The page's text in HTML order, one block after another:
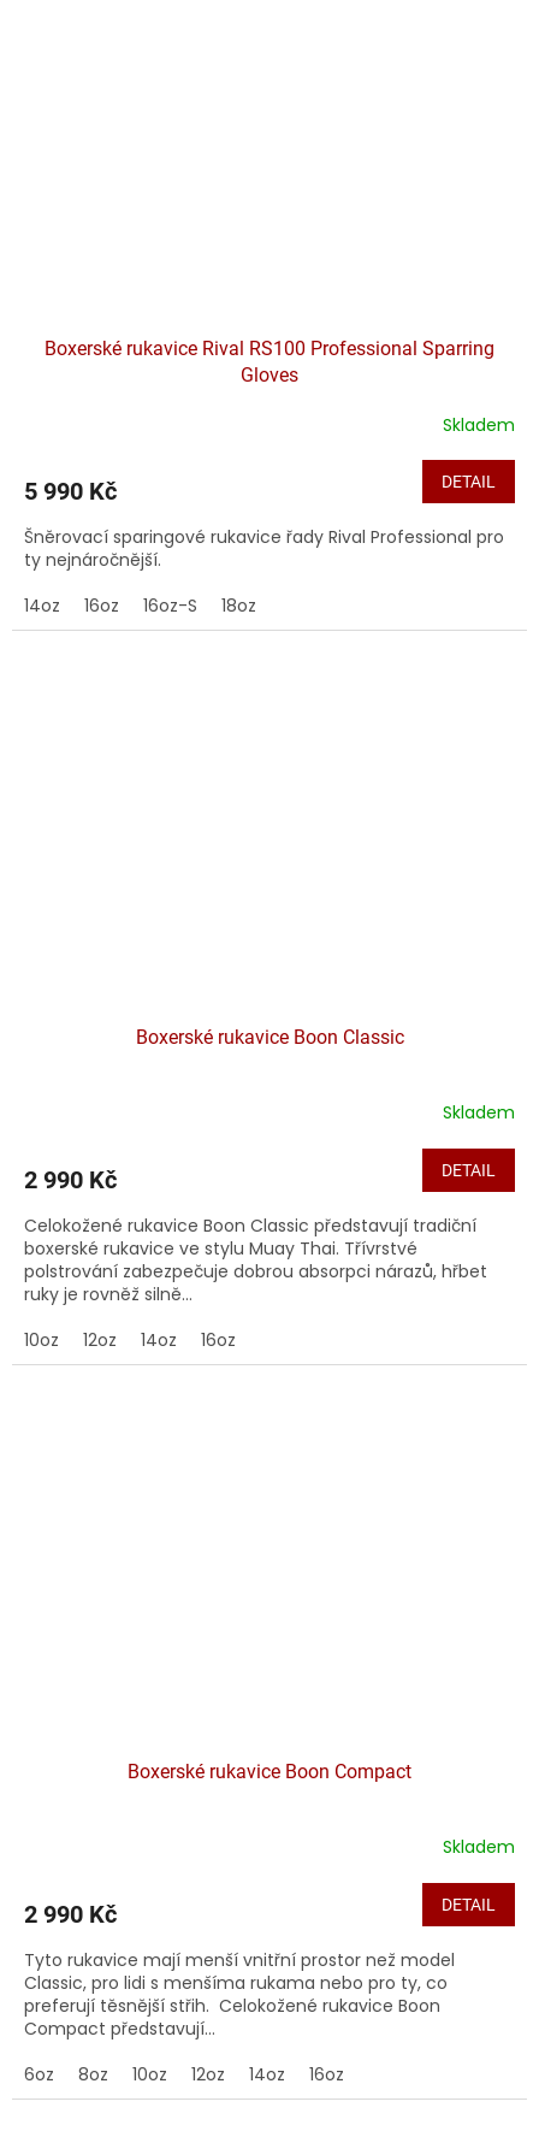
Boxerské rukavice Rival RS100 Professional Sparring
Gloves
Skladem
5 990 Kč DETAIL
Šněrovací sparingové rukavice řady Rival Professional pro
ty nejnáročnější.
14oz
16oz 16oz-S 18oz
Boxerské rukavice Boon Classic
Skladem
2 990 Kč DETAIL
Celokožené rukavice Boon Classic představují tradiční
boxerské rukavice ve stylu Muay Thai. Třívrstvé
polstrování zabezpečuje dobrou absorpci nárazů, hřbet
ruky je rovněž silně...
10oz
12oz 14oz 16oz
Boxerské rukavice Boon Compact
Skladem
2 990 Kč DETAIL
Tyto rukavice mají menší vnitřní prostor než model
Classic, pro lidi s menšíma rukama nebo pro ty, co
preferují těsnější střih. Celokožené rukavice Boon
Compact představují...
6oz
8oz 10oz 12oz 14oz 16oz